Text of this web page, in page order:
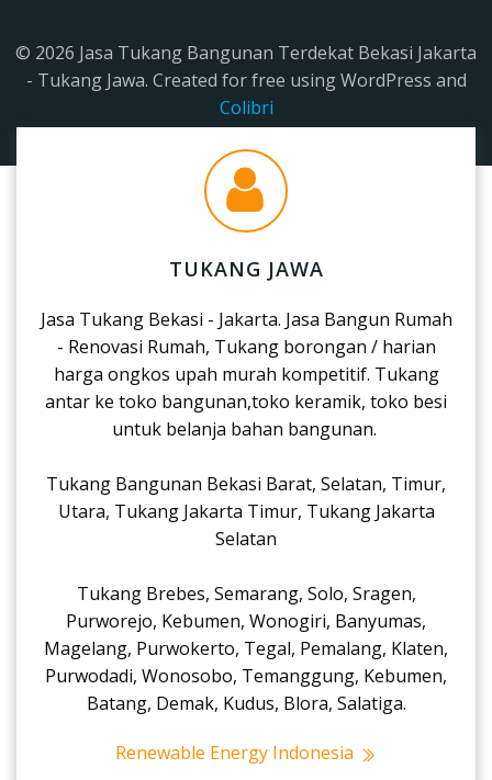
© 2026 Jasa Tukang Bangunan Terdekat Bekasi Jakarta
- Tukang Jawa. Created for free using WordPress and
Colibri
TUKANG JAWA
Jasa Tukang Bekasi - Jakarta. Jasa Bangun Rumah
- Renovasi Rumah, Tukang borongan / harian
harga ongkos upah murah kompetitif. Tukang
antar ke toko bangunan,toko keramik, toko besi
untuk belanja bahan bangunan.
Tukang Bangunan Bekasi Barat, Selatan, Timur,
Utara, Tukang Jakarta Timur, Tukang Jakarta
Selatan
Tukang Brebes, Semarang, Solo, Sragen,
Purworejo, Kebumen, Wonogiri, Banyumas,
Magelang, Purwokerto, Tegal, Pemalang, Klaten,
Purwodadi, Wonosobo, Temanggung, Kebumen,
Batang, Demak, Kudus, Blora, Salatiga.
Renewable Energy Indonesia